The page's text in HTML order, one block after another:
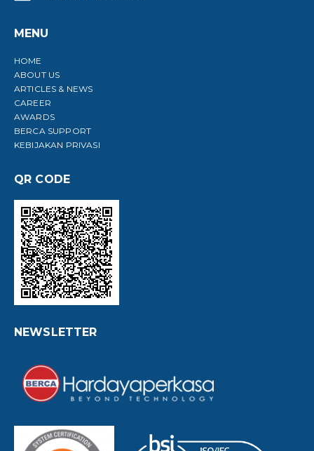
MENU
HOME
ABOUT US
ARTICLES & NEWS
CAREER
AWARDS
BERCA SUPPORT
KEBIJAKAN PRIVASI
QR CODE
NEWSLETTER